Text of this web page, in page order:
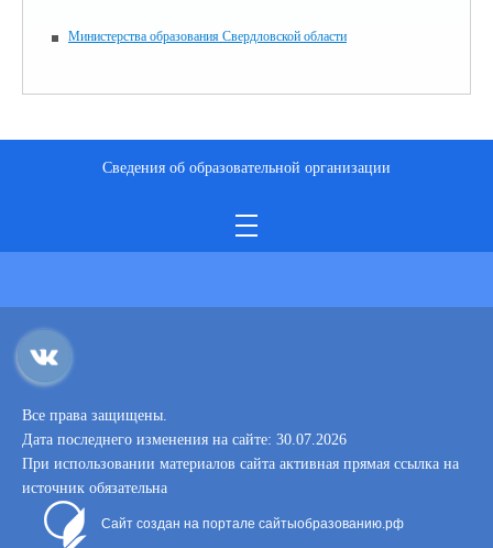
Министерства образования Свердловской области
Сведения об образовательной организации
Все права защищены.
Дата последнего изменения на сайте: 30.07.2026
При использовании материалов сайта активная прямая ссылка на
источник обязательна
Сайт создан на портале сайтыобразованию.рф